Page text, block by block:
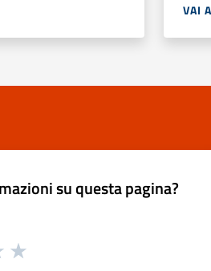
VAI
su questa pagina?